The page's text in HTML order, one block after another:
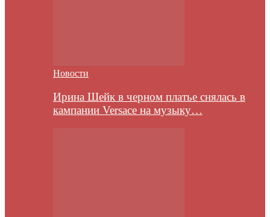
Новости
Ирина Шейк в черном платье снялась в
кампании Versace на музыку…